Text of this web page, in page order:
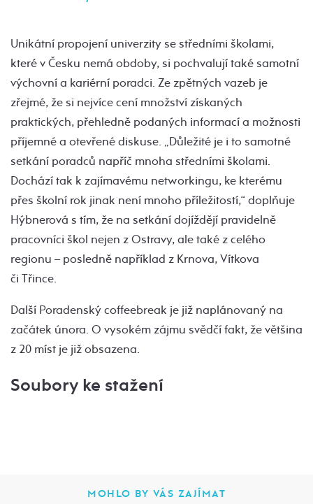
Unikátní propojení univerzity se středními školami,
které v Česku nemá obdoby, si pochvalují také samotní
výchovní a kariérní poradci. Ze zpětných vazeb je
zřejmé, že si nejvíce cení množství získaných
praktických, přehledně podaných informací a možnosti
příjemné a otevřené diskuse. „Důležité je i to samotné
setkání poradců napříč mnoha středními školami.
Dochází tak k zajímavému networkingu, ke kterému
přes školní rok jinak není mnoho příležitostí,“ doplňuje
Hýbnerová s tím, že na setkání dojíždějí pravidelně
pracovníci škol nejen z Ostravy, ale také z celého
regionu – posledně například z Krnova, Vítkova
či Třince.
Další Poradenský coffeebreak je již naplánovaný na
začátek února. O vysokém zájmu svědčí fakt, že většina
z 20 míst je již obsazena.
Soubory ke stažení
MOHLO BY VÁS ZAJÍMAT